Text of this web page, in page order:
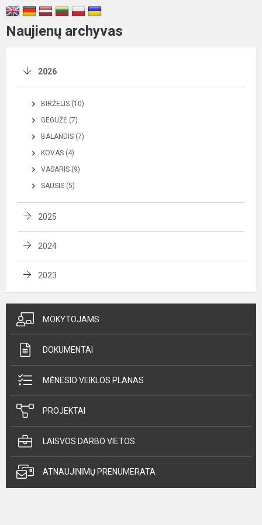
Naujienų archyvas
2026
BIRŽELIS (10)
GEGUŽĖ (7)
BALANDIS (7)
KOVAS (4)
VASARIS (9)
SAUSIS (5)
2025
2024
2023
MOKYTOJAMS
DOKUMENTAI
MĖNESIO VEIKLOS PLANAS
PROJEKTAI
LAISVOS DARBO VIETOS
ATNAUJINIMŲ PRENUMERATA